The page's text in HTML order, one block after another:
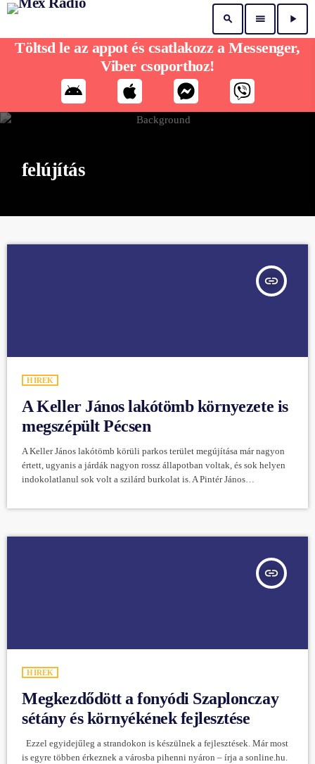
search menu play_arrow
felújítás
insert_link
HÍREK
A Keller János lakótömb környezete is
megszépült Pécsen
A Keller János lakótömb körüli parkos terület megújítása már nagyon
értett, ugyanis a járdák nagyon rossz állapotban voltak, és sok helyen
indokolatlanul sok volt a szilárd burkolat is. A Pintér János
helyszínen a Biokom, most pedig hivatalosan átadták azt a környék
bontottunk vissza, amelyek feleslegesek voltak vagy funkciójukat
insert_link
HÍREK
Megkezdődött a fonyódi Szaplonczay
sétány és környékének fejlesztése
Ezzel egyidejűleg a strandokon is készülnek a fejlesztések. Már most
is egyre többen érkeznek a városba pihenni nyáron – írja a sonline.hu.
Töltsd le az appot és csatlakozz a Messenger,
Viber csoporthoz!